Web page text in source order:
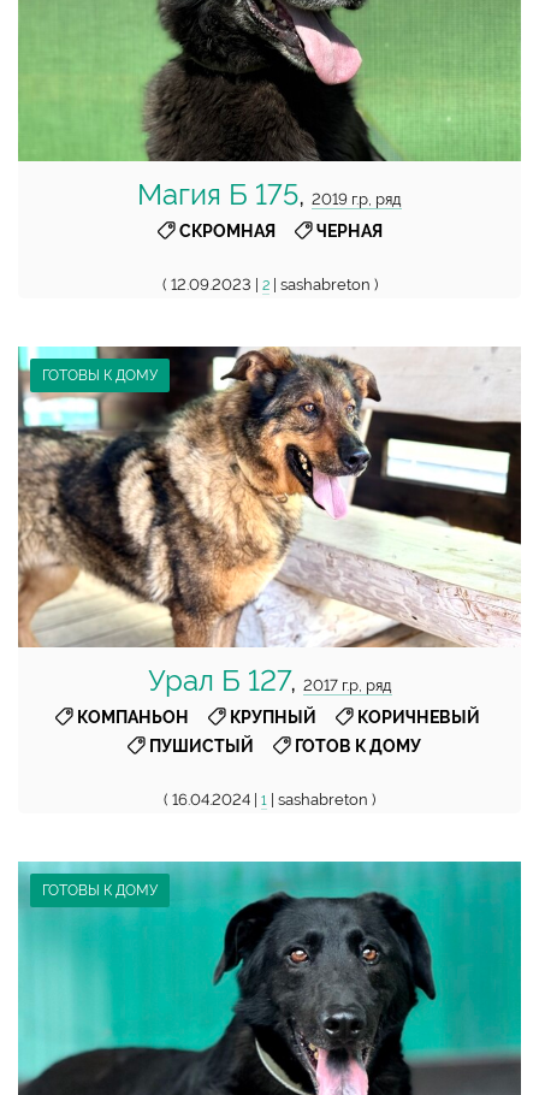
Магия Б 175, 2019 г.р, ряд
СКРОМНАЯ, ЧЕРНАЯ
( 12.09.2023 | 2| sashabreton )
ГОТОВЫ К ДОМУ
Урал Б 127, 2017 г.р, ряд
КОМПАНЬОН
КРУПНЫЙ КОРИЧНЕВЫЙ
ПУШИСТЫЙ ГОТОВ К ДОМУ
( 16.04.2024 | 1 | sashabreton )
ГОТОВЫ К ДОМУ